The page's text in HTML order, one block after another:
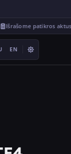
Išrašome patikros aktus
EN